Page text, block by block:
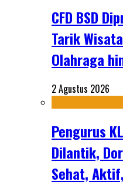
CFD BSD
Tarik
Olahraga
2 Agustus 2026
Pengurus
Dilantik,
Sehat,